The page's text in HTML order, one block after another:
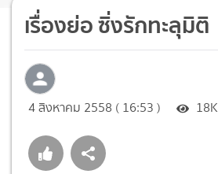
เรื่องย่อ ซิ่งรักทะลุมิติ
4 สิงหาคม 2558 ( 16:53 ) 18K